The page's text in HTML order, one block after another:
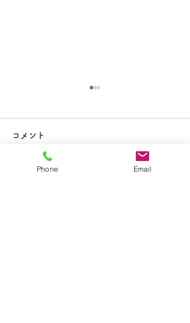
コメント
Phone Email